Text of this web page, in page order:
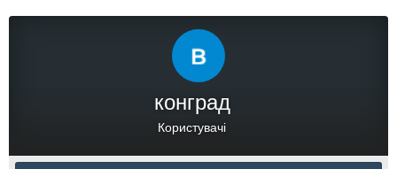
конград
Користувачі